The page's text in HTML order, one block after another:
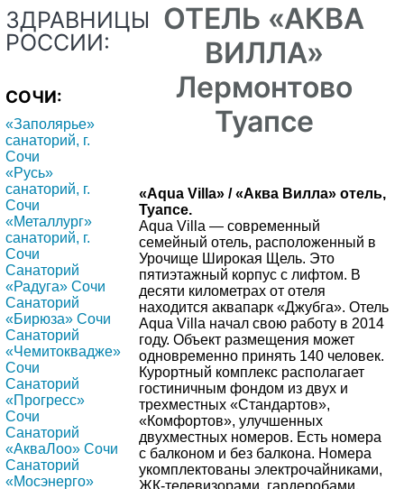
ЗДРАВНИЦЫ
РОССИИ:
СОЧИ:
«Заполярье»
санаторий, г.
Сочи
«Русь»
санаторий, г.
Сочи
«Металлург»
санаторий, г.
Сочи
Санаторий
«Радуга» Сочи
Санаторий
«Бирюза» Сочи
Санаторий
«Чемитоквадже»
Сочи
Санаторий
«Прогресс»
Сочи
Санаторий
«АкваЛоо» Сочи
Санаторий
«Мосэнерго»
ОТЕЛЬ «АКВА
ВИЛЛА»
Лермонтово
Туапсе
«Aqua Villa» / «Аква Вилла» отель,
Туапсе.
Aqua Villa — современный
семейный отель, расположенный в
Урочище Широкая Щель. Это
пятиэтажный корпус с лифтом. В
десяти километрах от отеля
находится аквапарк «Джубга». Отель
Aqua Villa начал свою работу в 2014
году. Объект размещения может
одновременно принять 140 человек.
Курортный комплекс располагает
гостиничным фондом из двух и
трехместных «Стандартов»,
«Комфортов», улучшенных
двухместных номеров. Есть номера
с балконом и без балкона. Номера
укомплектованы электрочайниками,
ЖК-телевизорами, гардеробами,